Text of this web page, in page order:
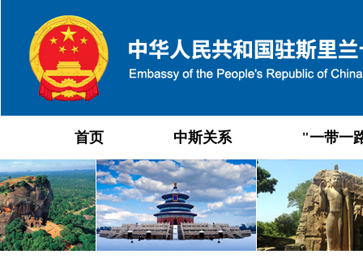
首页 中斯关系 "一带一